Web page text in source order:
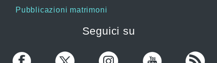
Pubblicazioni matrimoni
Seguici su